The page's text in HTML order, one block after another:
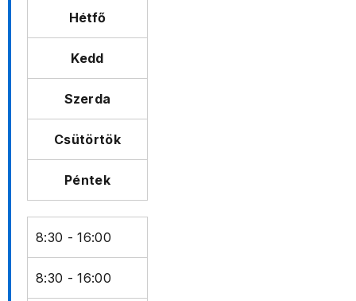
Hétfő
Kedd
Szerda
Csütörtök
Péntek
8:30 - 16:00
8:30 - 16:00